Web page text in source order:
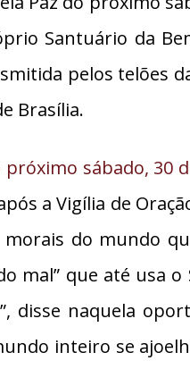
Santuário da
pelos telões
Brasília.
próximo sábado, 30
a Vigília de
do mundo
mal” que até usa
disse naquela
inteiro se